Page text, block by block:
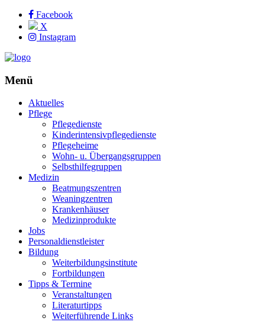
Facebook
X
Instagram
Menü
Aktuelles
Pflege
Pflegedienste
Kinderintensivpflegedienste
Pflegeheime
Wohn- u. Übergangsgruppen
Selbsthilfegruppen
Medizin
Beatmungszentren
Weaningzentren
Krankenhäuser
Medizinprodukte
Jobs
Personaldienstleister
Bildung
Weiterbildungsinstitute
Fortbildungen
Tipps & Termine
Veranstaltungen
Literaturtipps
Weiterführende Links